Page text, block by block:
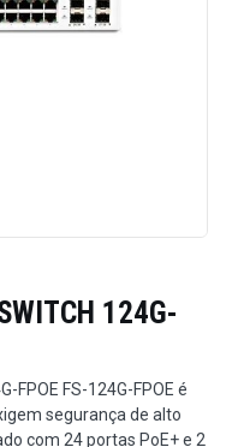
124G-
FPOE FS-124G-FPOE é
segurança de alto
com 24 portas PoE+ e 2